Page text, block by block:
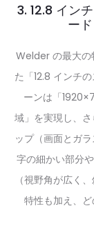
3. 12.8 イン
ー
Welder の最大の
た「12.8 インチ
ーンは「
域」を実現し、
ップ（画面とガ
字の細かい部分
（視野角が広く
特性も加え、